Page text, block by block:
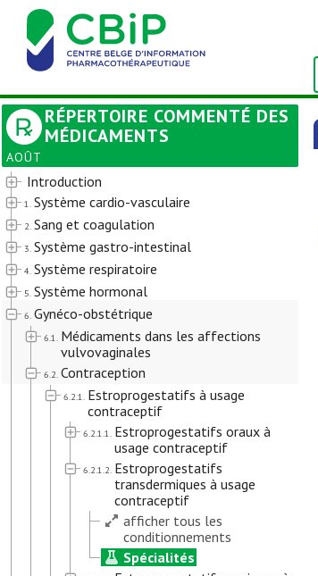
RÉPERTOIRE COMMENTÉ DES
MÉDICAMENTS
AOÛT
Introduction
1. Système cardio-vasculaire
2. Sang et coagulation
3. Système gastro-intestinal
4. Système respiratoire
5. Système hormonal
6. Gynéco-obstétrique
6.1. Médicaments dans les affections
vulvovaginales
6.2. Contraception
6.2.1. Estroprogestatifs à usage
contraceptif
6.2.1.1. Estroprogestatifs oraux à
usage contraceptif
6.2.1.2. Estroprogestatifs
transdermiques à usage
contraceptif
afficher tous les
conditionnements
Spécialités